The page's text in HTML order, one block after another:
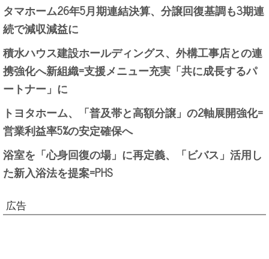
タマホーム26年5月期連結決算、分譲回復基調も3期連
続で減収減益に
積水ハウス建設ホールディングス、外構工事店との連
携強化へ新組織=支援メニュー充実「共に成長するパ
ートナー」に
トヨタホーム、「普及帯と高額分譲」の2軸展開強化=
営業利益率5%の安定確保へ
浴室を「心身回復の場」に再定義、「ビバス」活用し
た新入浴法を提案=PHS
広告